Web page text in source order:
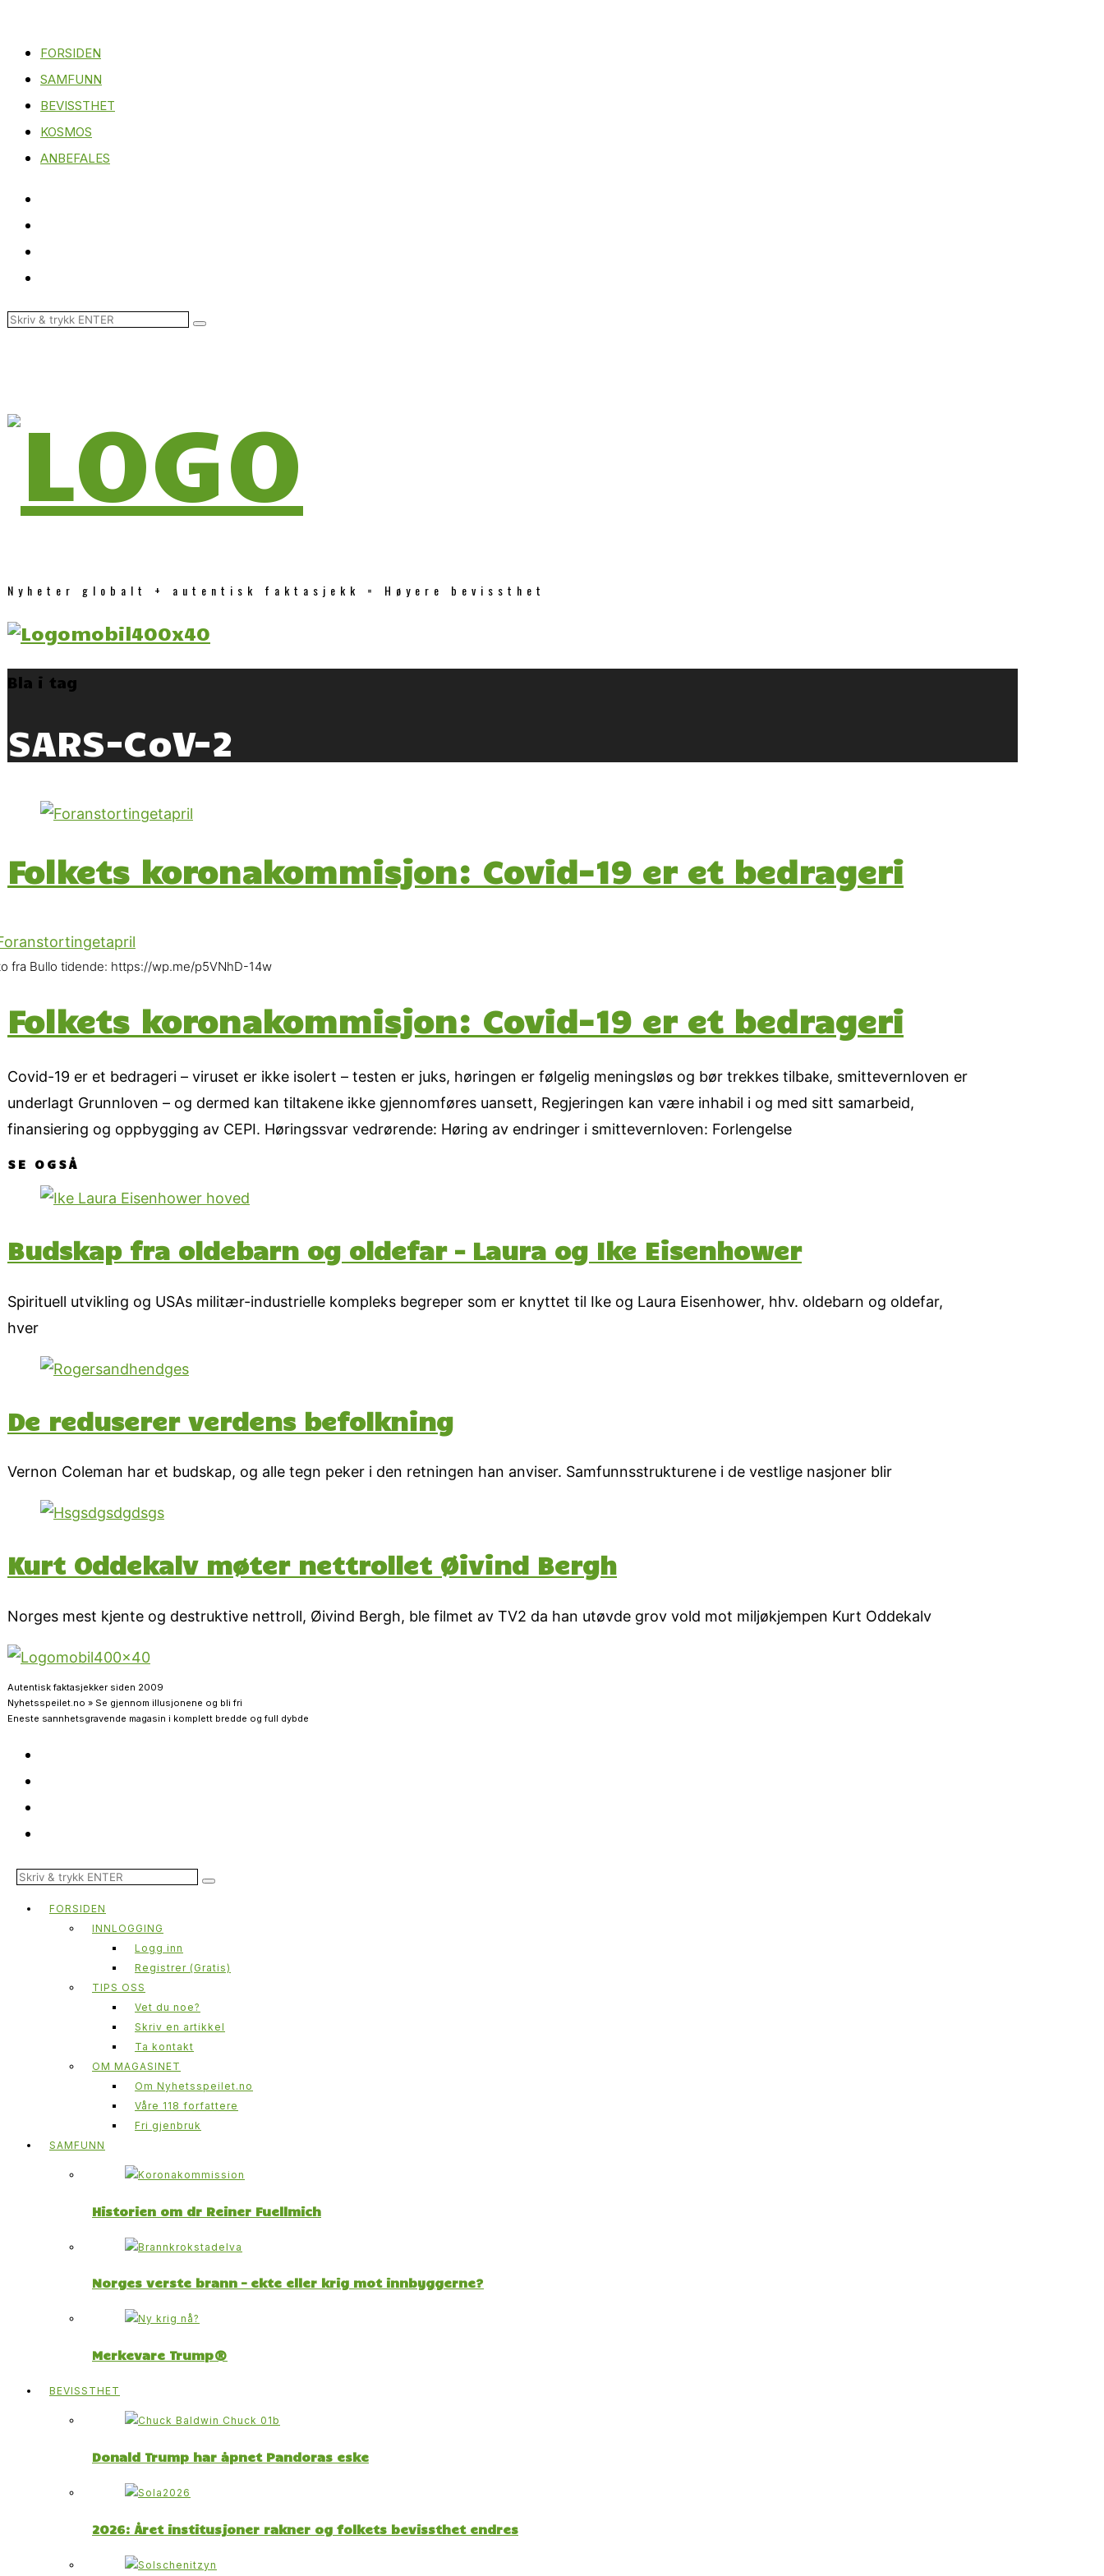
FORSIDEN
SAMFUNN
BEVISSTHET
KOSMOS
ANBEFALES
Nyheter globalt + autentisk faktasjekk = Høyere bevissthet
Bla i tag
SARS-CoV-2
Folkets koronakommisjon: Covid-19 er et bedrageri
fra Bullo tidende: https://wp.me/p5VNhD-14w
Folkets koronakommisjon: Covid-19 er et bedrageri
Covid-19 er et bedrageri – viruset er ikke isolert – testen er juks, høringen er følgelig meningsløs og bør trekkes tilbake, smittevernloven er
underlagt Grunnloven – og dermed kan tiltakene ikke gjennomføres uansett, Regjeringen kan være inhabil i og med sitt samarbeid,
finansiering og oppbygging av CEPI. Høringssvar vedrørende: Høring av endringer i smittevernloven: Forlengelse
SE OGSÅ
Budskap fra oldebarn og oldefar – Laura og Ike Eisenhower
Spirituell utvikling og USAs militær-industrielle kompleks begreper som er knyttet til Ike og Laura Eisenhower, hhv. oldebarn og oldefar,
hver
De reduserer verdens befolkning
Vernon Coleman har et budskap, og alle tegn peker i den retningen han anviser. Samfunnsstrukturene i de vestlige nasjoner blir
Kurt Oddekalv møter nettrollet Øivind Bergh
Norges mest kjente og destruktive nettroll, Øivind Bergh, ble filmet av TV2 da han utøvde grov vold mot miljøkjempen Kurt Oddekalv
Autentisk faktasjekker siden 2009
Nyhetsspeilet.no » Se gjennom illusjonene og bli fri
Eneste sannhetsgravende magasin i komplett bredde og full dybde
FORSIDEN
INNLOGGING
Logg inn
Registrer (Gratis)
TIPS OSS
Vet du noe?
Skriv en artikkel
Ta kontakt
OM MAGASINET
Om Nyhetsspeilet.no
Våre 118 forfattere
Fri gjenbruk
SAMFUNN
Historien om dr Reiner Fuellmich
Norges verste brann – ekte eller krig mot innbyggerne?
Merkevare Trump®
BEVISSTHET
Donald Trump har åpnet Pandoras eske
2026: Året institusjoner rakner og folkets bevissthet endres